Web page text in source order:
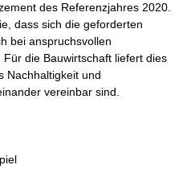
des Referenzjahres 2020.
dass sich die geforderten
bei anspruchsvollen
die Bauwirtschaft liefert dies
Nachhaltigkeit und
vereinbar sind.